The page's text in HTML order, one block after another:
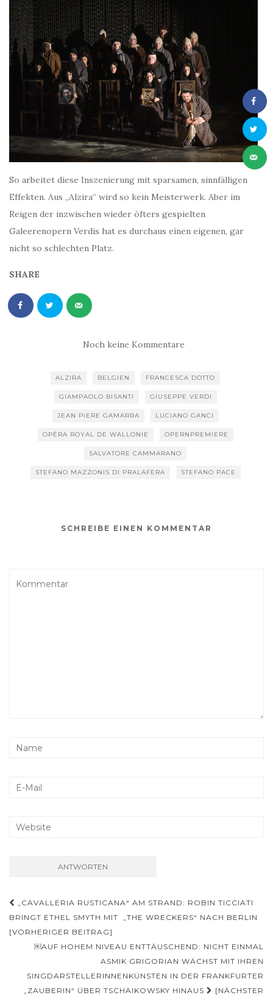
So arbeitet diese Inszenierung mit sparsamen, sinnfälligen
Effekten. Aus „Alzira“ wird so kein Meisterwerk. Aber im
Reigen der inzwischen wieder öfters gespielten
Galeerenopern Verdis hat es durchaus einen eigenen, gar
nicht so schlechten Platz.
SHARE
Noch keine Kommentare
ALZIRA BELGIEN FRANCESCA DOTTO
GIAMPAOLO BISANTI GIUSEPPE VERDI
JEAN PIERE GAMARRA LUCIANO GANCI
OPÉRA ROYAL DE WALLONIE OPERNPREMIERE
SALVATORE CAMMARANO
STEFANO MAZZONIS DI PRALAFERA STEFANO PACE
SCHREIBE EINEN KOMMENTAR
Beitrags-
Navigation
„CAVALLERIA RUSTICANA“ AM STRAND: ROBIN TICCIATI
BRINGT ETHEL SMYTH MIT „THE WRECKERS“ NACH BERLIN
[VORHERIGER BEITRAG]
￼AUF HOHEM NIVEAU ENTTÄUSCHEND: NICHT EINMAL
ASMIK GRIGORIAN WÄCHST MIT IHREN
SINGDARSTELLERINNENKÜNSTEN IN DER FRANKFURTER
„ZAUBERIN“ ÜBER TSCHAIKOWSKY HINAUS
[NÄCHSTER